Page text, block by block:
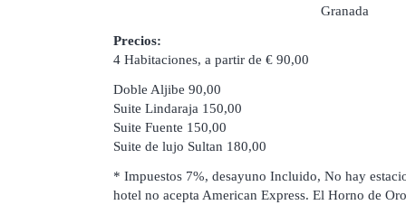
Precios:
4 Habitaciones, a partir de € 90,00
Doble Aljibe 90,00
Suite Lindaraja 150,00
Suite Fuente 150,00
Suite de lujo Sultan 180,00
* Impuestos 7%, desayuno Incluido, No hay
hotel no acepta American Express. El Horno de